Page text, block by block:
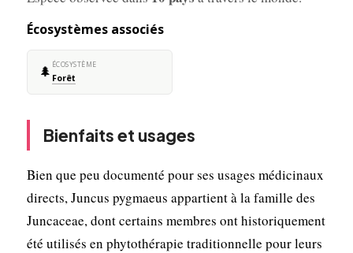
Écosystèmes associés
🌲 ÉCOSYSTÈME
Forêt
Bienfaits et usages
Bien que peu documenté pour ses usages médicinaux
directs, Juncus pygmaeus appartient à la famille des
Juncaceae, dont certains membres ont historiquement
été utilisés en phytothérapie traditionnelle pour leurs